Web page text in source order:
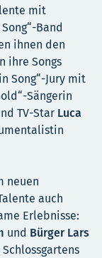
mit
Band
ihnen den
ihre Songs
Song“-Jury mit
Sängerin
TV-Star Luca
neuen
auch
Erlebnisse:
und Bürger Lars